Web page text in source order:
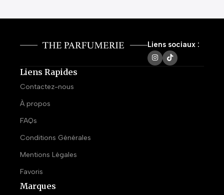
Liens sociaux :
Liens Rapides
Contactez-nous
À propos
FAQs
Conditions Générales
Mentions Légales
Favoris
Marques